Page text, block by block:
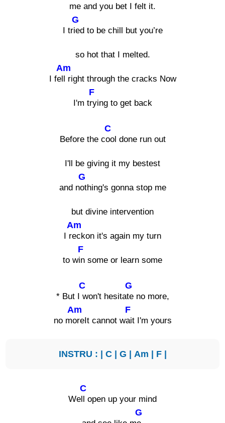
me and you bet I felt it.
I tr
G
ied to be chill but you’re
so hot that I melted.
I fe
Am
ll right through the cracks Now
I'm t
F
rying to get back
Before the c
C
ool done run out
I'll be giving it my bestest
and n
G
othing's gonna stop me
but divine intervention
I r
Am
eckon it's again my turn
to w
F
in some or learn some
* But I
C
won't hesita
G
te no more,
no m
Am
oreIt cannot w
F
ait I'm yours
INSTRU : | C| G | Am | F|
We
C
ll open up your mind
G